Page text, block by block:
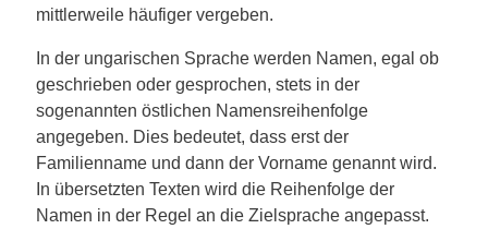
mittlerweile häufiger vergeben.
In der ungarischen Sprache werden Namen, egal ob
geschrieben oder gesprochen, stets in der
sogenannten östlichen Namensreihenfolge
angegeben. Dies bedeutet, dass erst der
Familienname und dann der Vorname genannt wird.
In übersetzten Texten wird die Reihenfolge der
Namen in der Regel an die Zielsprache angepasst.